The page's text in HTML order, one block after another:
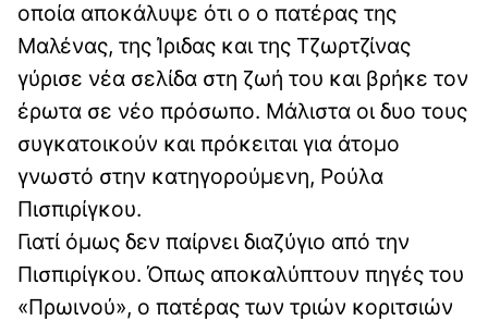
οποία αποκάλυψε ότι ο ο πατέρας της
Μαλένας, της Ίριδας και της Τζωρτζίνας
γύρισε νέα σελίδα στη ζωή του και βρήκε τον
έρωτα σε νέο πρόσωπο. Μάλιστα οι δυο τους
συγκατοικούν και πρόκειται για άτομο
γνωστό στην κατηγορούμενη, Ρούλα
Πισπιρίγκου.
Γιατί όμως δεν παίρνει διαζύγιο από την
Πισπιρίγκου. Όπως αποκαλύπτουν πηγές του
«Πρωινού», ο πατέρας των τριών κοριτσιών